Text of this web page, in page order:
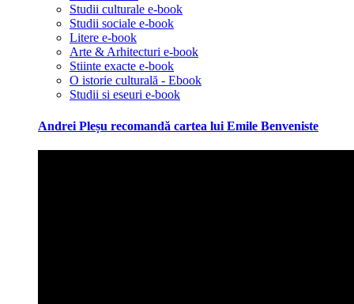
Studii culturale e-book
Studii sociale e-book
Litere e-book
Arte & Arhitecturi e-book
Stiinte exacte e-book
O istorie culturală - Ebook
Studii si eseuri e-book
Andrei Pleșu recomandă cartea lui Emile Benveniste